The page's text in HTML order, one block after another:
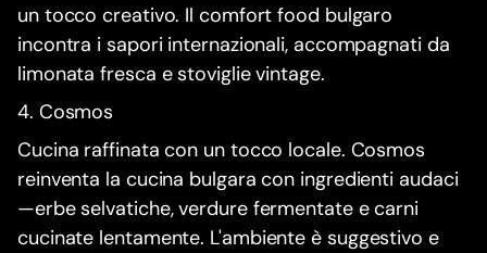
un tocco creativo. Il comfort food bulgaro
incontra i sapori internazionali, accompagnati da
limonata fresca e stoviglie vintage.
4. Cosmos
Cucina raffinata con un tocco locale. Cosmos
reinventa la cucina bulgara con ingredienti audaci
—erbe selvatiche, verdure fermentate e carni
cucinate lentamente. L'ambiente è suggestivo e